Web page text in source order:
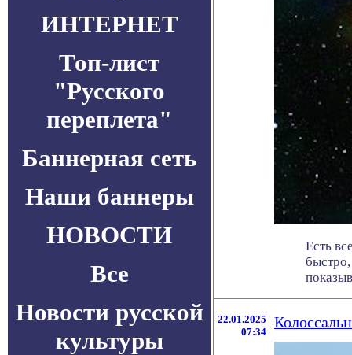
ИНТЕРНЕТ
Топ-лист
"Русского
переплета"
Баннерная сеть
Наши баннеры
НОВОСТИ
Все
Новости русской
культуры
Есть
22.01.2025
07:34